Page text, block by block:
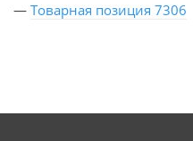
— Товарная позиция 7306